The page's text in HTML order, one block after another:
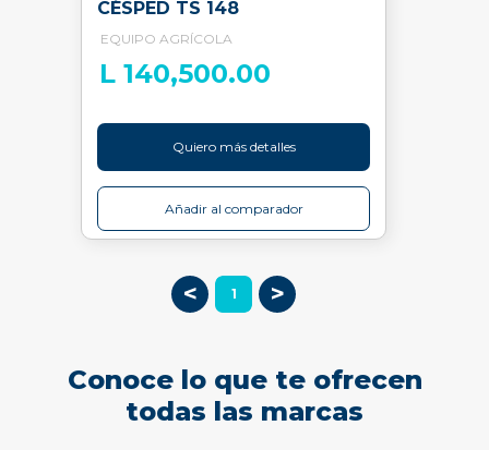
CÉSPED TS 148
EQUIPO AGRÍCOLA
L 140,500.00
Quiero más detalles
Añadir al comparador
< 1 >
Conoce lo que te ofrecen
todas las marcas